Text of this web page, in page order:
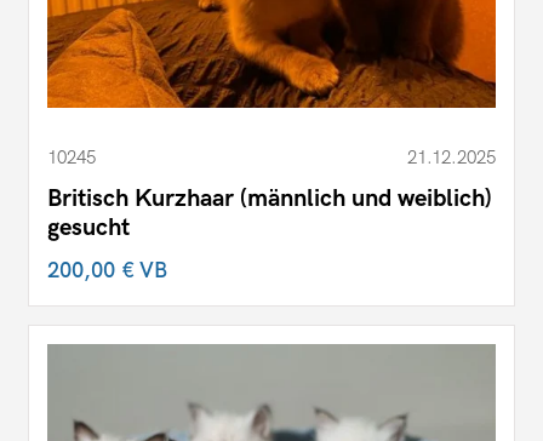
10245 21.12.2025
Britisch Kurzhaar (männlich und weiblich)
gesucht
200,00 €VB